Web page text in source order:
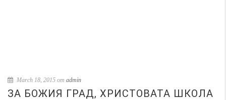
March 18, 2015 от admin
ЗА БОЖИЯ ГРАД, ХРИСТОВАТА ШКОЛА